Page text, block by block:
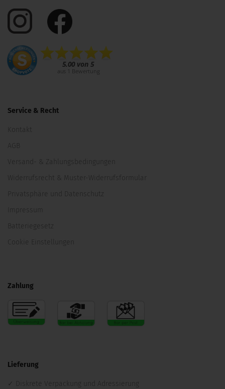
Service & Recht
Kontakt
AGB
Versand- & Zahlungsbedingungen
Widerrufsrecht & Muster-Widerrufsformular
Privatsphäre und Datenschutz
Impressum
Batteriegesetz
Cookie Einstellungen
Zahlung
Lieferung
Diskrete Verpackung und Adressierung